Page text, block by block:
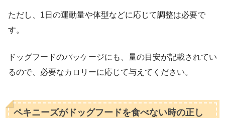
ただし、1日の運動量や体型などに応じて調整は必要で
す。
ドッグフードのパッケージにも、量の目安が記載されてい
るので、必要なカロリーに応じて与えてください。
ペキニーズがドッグフードを食べない時の正し